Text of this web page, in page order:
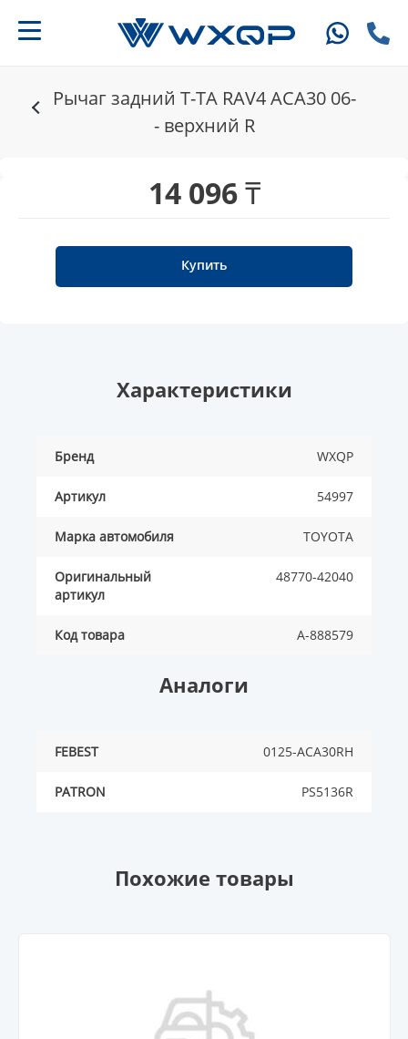
Рычаг задний T-TA RAV4 ACA30 06-
- верхний R
14 096 ₸
Купить
Характеристики
Бренд WXQP
Артикул 54997
Марка автомобиля TOYOTA
Оригинальный
артикул
48770-42040
Код товара A-888579
Аналоги
FEBEST 0125-ACA30RH
PATRON PS5136R
Похожие товары